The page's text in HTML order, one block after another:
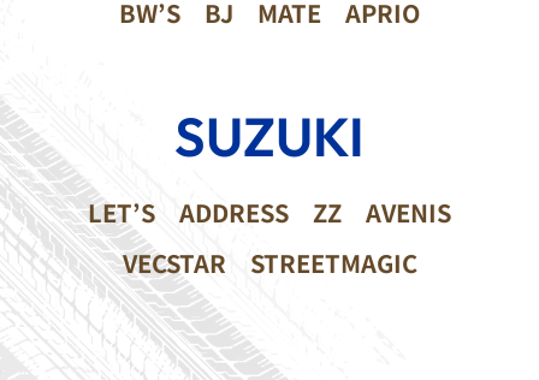
BW’S
BJ MATE APRIO
SUZUKI
LET’S ADDRESS ZZ
AVENIS
VECSTAR
STREETMAGIC